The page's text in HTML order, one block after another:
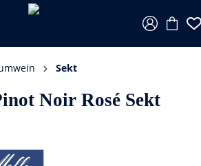
Sekt
Noir Rosé Sekt